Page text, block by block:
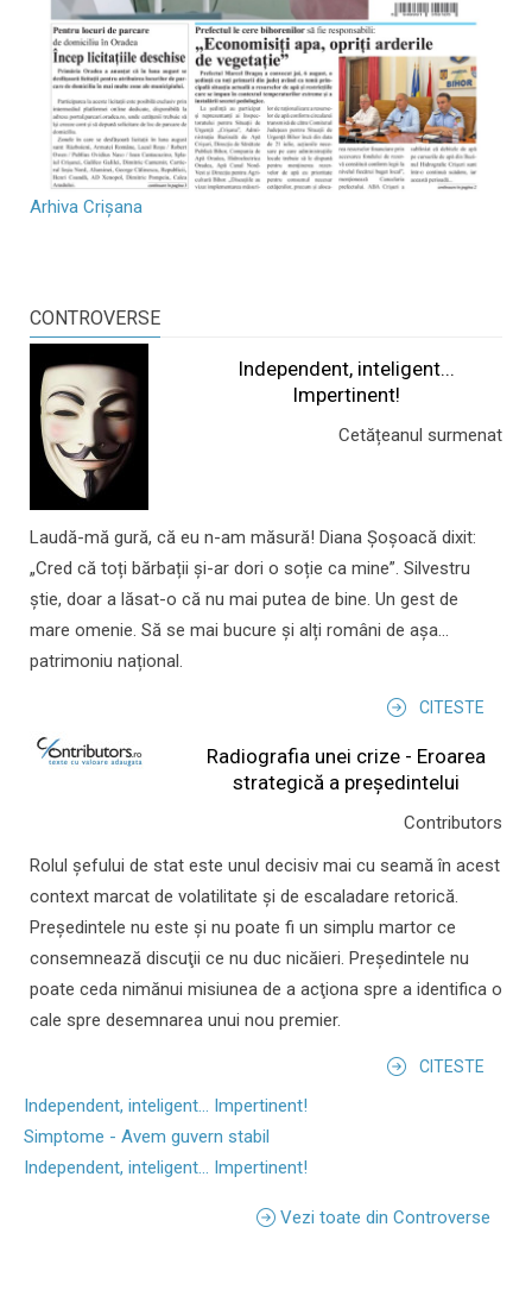
Arhiva Crișana
CONTROVERSE
Independent, inteligent...
Impertinent!
Cetățeanul surmenat
Laudă-mă gură, că eu n-am măsură! Diana Șoșoacă dixit:
„Cred că toți bărbații și-ar dori o soție ca mine”. Silvestru
știe, doar a lăsat-o că nu mai putea de bine. Un gest de
mare omenie. Să se mai bucure și alți români de așa...
patrimoniu național.
CITESTE
Radiografia unei crize - Eroarea
strategică a președintelui
Contributors
Rolul şefului de stat este unul decisiv mai cu seamă în acest
context marcat de volatilitate şi de escaladare retorică.
Preşedintele nu este şi nu poate fi un simplu martor ce
consemnează discuţii ce nu duc nicăieri. Preşedintele nu
poate ceda nimănui misiunea de a acţiona spre a identifica o
cale spre desemnarea unui nou premier.
CITESTE
Independent, inteligent... Impertinent!
Simptome - Avem guvern stabil
Independent, inteligent... Impertinent!
Vezi toate din Controverse